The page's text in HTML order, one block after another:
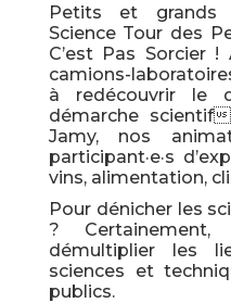
Petits et grands
Science Tour des
C’est Pas Sorcier
camions-
à redécouvrir le
démarche scientif
Jamy, nos
participant·e·s
vins, alimentation,
Pour dénicher les
?
démultiplier les
sciences et
publics.